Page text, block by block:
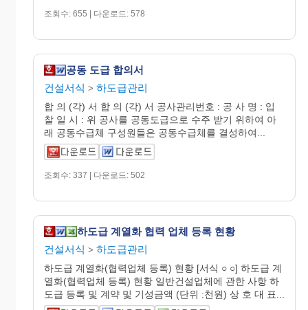
조회수: 655 | 다운로드: 578
공동 도급 합의서
건설서식 > 하도급관리
합 의 (각) 서 합 의 (각) 서 공사관리번호 : 공 사 명 : 입
찰 일 시 : 위 공사를 공동도급으로 수주 받기 위하여 아
래 공동수급체 구성원들은 공동수급체를 결성하여...
조회수: 337 | 다운로드: 502
하도급 계열화 협력 업체 등록 현황
건설서식 > 하도급관리
하도급 계열화(협력업체 등록) 현황 [서식 ○ ○] 하도급 계
열화(협력업체 등록) 현황 일반건설업체에 관한 사항 하
도급 등록 및 계약 및 기성금액 (단위 :천원) 상 호 대 표...